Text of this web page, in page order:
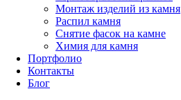
Монтаж изделий из камня
Распил камня
Снятие фасок на камне
Химия для камня
Портфолио
Контакты
Блог